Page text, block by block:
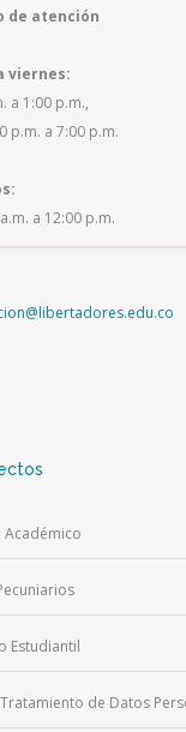
de atención
viernes:
a 1:00 p.m.,
p.m. a 7:00 p.m.
a 12:00 p.m.
Académico
Estudiantil
de Datos